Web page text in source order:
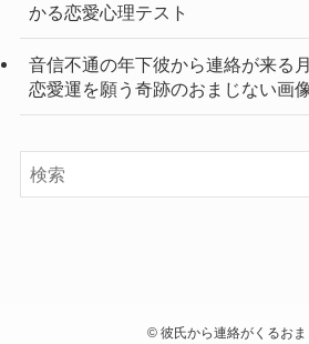
かる恋愛心理テスト
音信不通の年下彼から連絡が来る
恋愛運を願う奇跡のおまじない画
©彼氏から連絡がくるおま